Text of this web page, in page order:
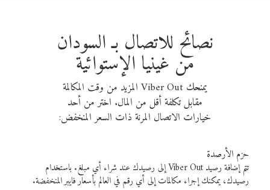
نصائح للاتصال بـ السودان
من غينيا الإستوائية
يمنحك Viber Out المزيد من وقت المكالمة
مقابل تكلفة أقل من المال. اختر من أحد
خيارات الاتصال المرنة ذات السعر المنخفض:
حزم الأرصدة
تتم إضافة رصيد Viber Out إلى رصيدك عند شراء أي مبلغ. باستخدام
رصيدك، يمكنك إجراء مكالمات إلى أي رقم في العالم بأسعار فايبر المنخفضة.